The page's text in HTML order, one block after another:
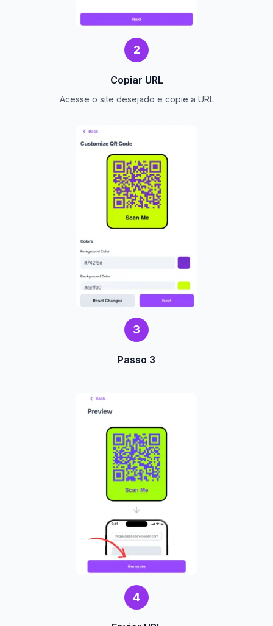
2
Copiar URL
Acesse o site desejado e copie a URL
3
Passo 3
4